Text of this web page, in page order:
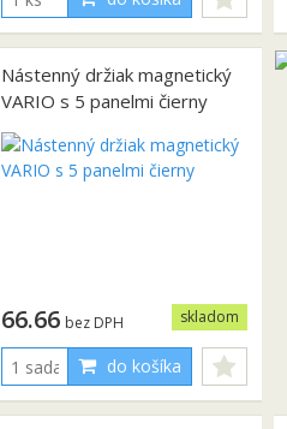
Nástenný držiak magnetický
VARIO s 5 panelmi čierny
skladom
66.66 bez DPH
do košíka